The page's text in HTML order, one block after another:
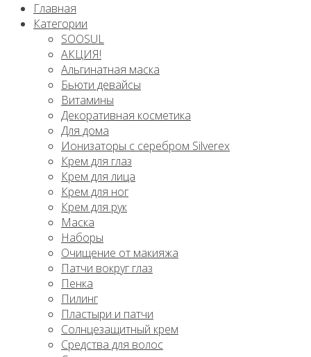
Главная
Категории
SOOSUL
АКЦИЯ!
Альгинатная маска
Бьюти девайсы
Витамины
Декоративная косметика
Для дома
Ионизаторы с серебром Silverex
Крем для глаз
Крем для лица
Крем для ног
Крем для рук
Маска
Наборы
Очищение от макияжа
Патчи вокруг глаз
Пенка
Пилинг
Пластыри и патчи
Солнцезащитный крем
Средства для волос